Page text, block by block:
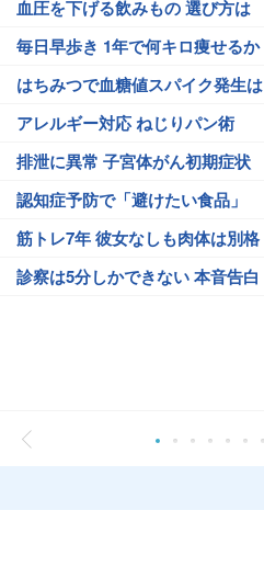
血圧を下げる飲みもの 選び方は
毎日早歩き 1年で何キロ痩せるか
はちみつで血糖値スパイク発生は
アレルギー対応 ねじりパン術
排泄に異常 子宮体がん初期症状
認知症予防で「避けたい食品」
筋トレ7年 彼女なしも肉体は別格
診察は5分しかできない 本音告白